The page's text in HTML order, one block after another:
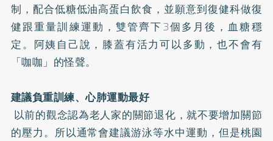
制，配合低糖低油高蛋白飲食，並願意到復健科做復
健跟重量訓練運動，雙管齊下3個多月後，血糖穩
定。阿姨自己說，膝蓋有活力可以多動，也不會有
「咖咖」的怪聲。
建議負重訓練、心肺運動最好
以前的觀念認為老人家的關節退化，就不要增加關節
的壓力。所以通常會建議游泳等水中運動，但是桃園